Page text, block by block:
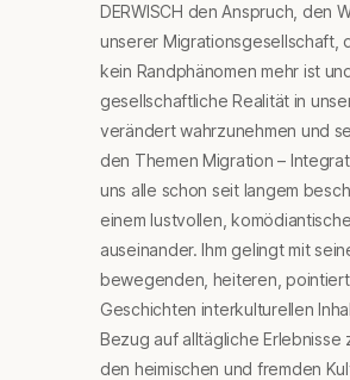
DERWISCH den Anspruch, den
unserer Migrationsgesellschaft,
kein Randphänomen mehr ist
gesellschaftliche Realität in
verändert wahrzunehmen und
den Themen Migration –
uns alle schon seit langem
einem lustvollen,
auseinander. Ihm gelingt mit
bewegenden, heiteren,
Geschichten interkulturellen
Bezug auf alltägliche Erlebnisse
den heimischen und fremden